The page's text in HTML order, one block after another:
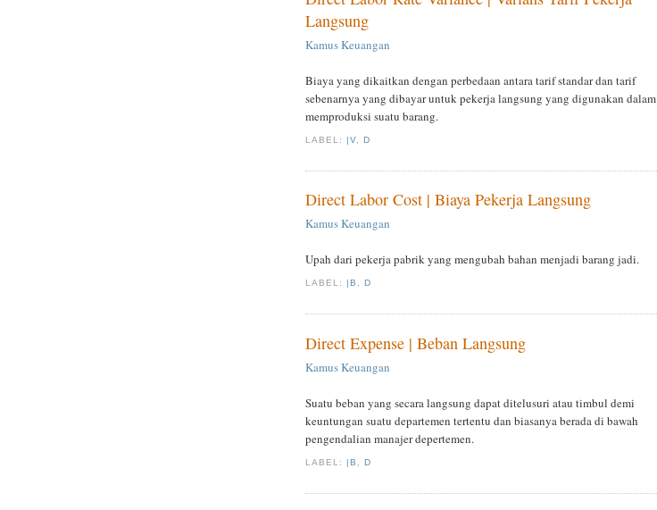
Langsung
Kamus Keuangan
Biaya yang dikaitkan dengan perbedaan antara tarif standar dan tarif
sebenarnya yang dibayar untuk pekerja langsung yang digunakan dalam
memproduksi suatu barang.
LABEL: |V ,D
Direct Labor Cost | Biaya Pekerja Langsung
Kamus Keuangan
Upah dari pekerja pabrik yang mengubah bahan menjadi barang jadi.
LABEL: |B ,D
Direct Expense | Beban Langsung
Kamus Keuangan
Suatu beban yang secara langsung dapat ditelusuri atau timbul demi
keuntungan suatu departemen tertentu dan biasanya berada di bawah
pengendalian manajer depertemen.
LABEL: |B ,D